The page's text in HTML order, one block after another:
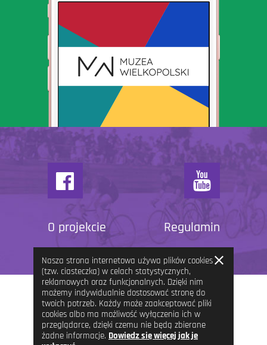
O projekcie Regulamin
Nasza strona internetowa używa plików cookies
(tzw. ciasteczka) w celach statystycznych,
reklamowych oraz funkcjonalnych. Dzięki nim
możemy indywidualnie dostosować stronę do
twoich potrzeb. Każdy może zaakceptować pliki
cookies albo ma możliwość wyłączenia ich w
przeglądarce, dzięki czemu nie będą zbierane
żadne informacje. Dowiedz się więcej jak je